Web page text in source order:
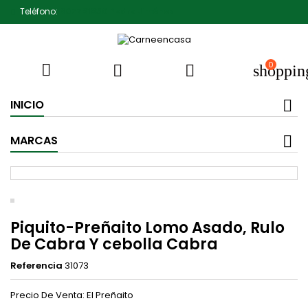
Teléfono:
   0
INICIO
MARCAS
Piquito-Preñaito Lomo Asado, Rulo
De Cabra Y cebolla Cabra
Referencia 31073
Precio De Venta: El Preñaito